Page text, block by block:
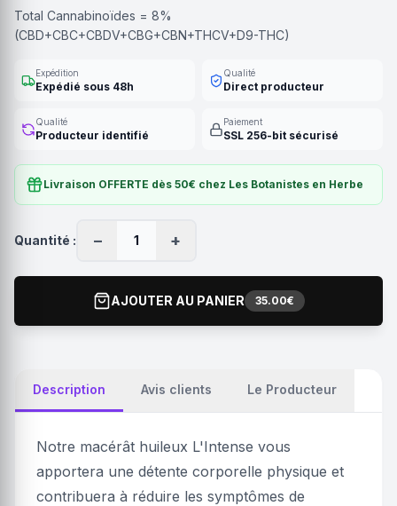
Total Cannabinoïdes = 8%
(CBD+CBC+CBDV+CBG+CBN+THCV+D9-THC)
Expédition
Expédié sous 48h
Qualité
Direct producteur
Qualité
Producteur identifié
Paiement
SSL 256-bit sécurisé
Livraison OFFERTE dès 50€ chez Les Botanistes en Herbe
Quantité : − 1 +
AJOUTER AU PANIER 35.00€
Description Avis clients Le Producteur
Notre macérât huileux L'Intense vous
apportera une détente corporelle physique et
contribuera à réduire les symptômes de